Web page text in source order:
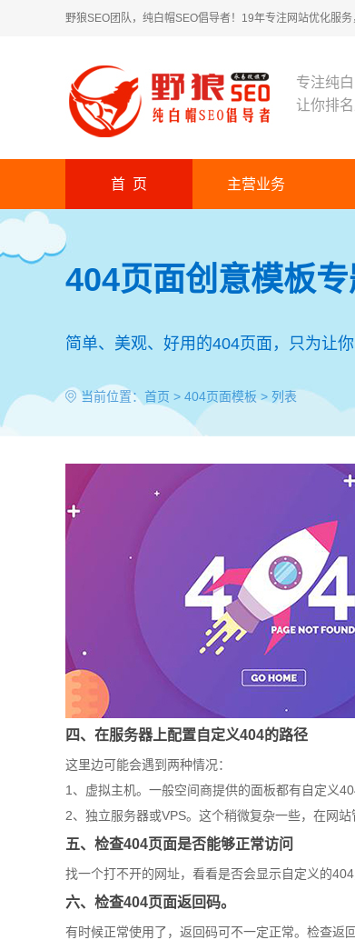
野狼SEO团队，纯白帽SEO倡导者！19年专注网站优化服
专注纯
让你排
首 页 主营业务
404页面创意模板
简单、美观、好用的404页面，只为让
当前位置： 首页 > 404页面模板 > 列表
四、在服务器上配置自定义404的路径
这里边可能会遇到两种情况：
1、虚拟主机。一般空间商提供的面板都有自定义
2、独立服务器或VPS。这个稍微复杂一些，在网
五、检查404页面是否能够正常访问
找一个打不开的网址，看看是否会显示自定义的
六、检查404页面返回码。
有时候正常使用了，返回码可不一定正常。检查返